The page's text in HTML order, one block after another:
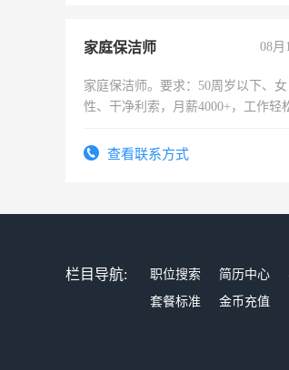
家庭保洁师 08月
家庭保洁师。要求：50周岁以下、女
性、干净利索，月薪4000+，工作轻
太太等。查看联系方式
栏目导航: 职位搜索 简历中心
套餐标准
金币充值